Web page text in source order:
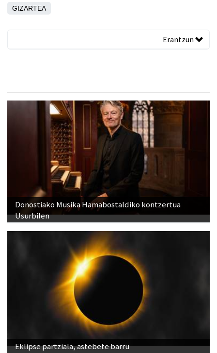
GIZARTEA
Erantzun
Donostiako Musika Hamabostaldiko kontzertua
Usurbilen
Eklipse partziala, astebete barru